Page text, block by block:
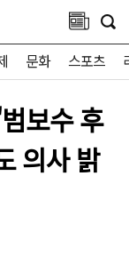
문화 스포츠
보수 후
의사 밝